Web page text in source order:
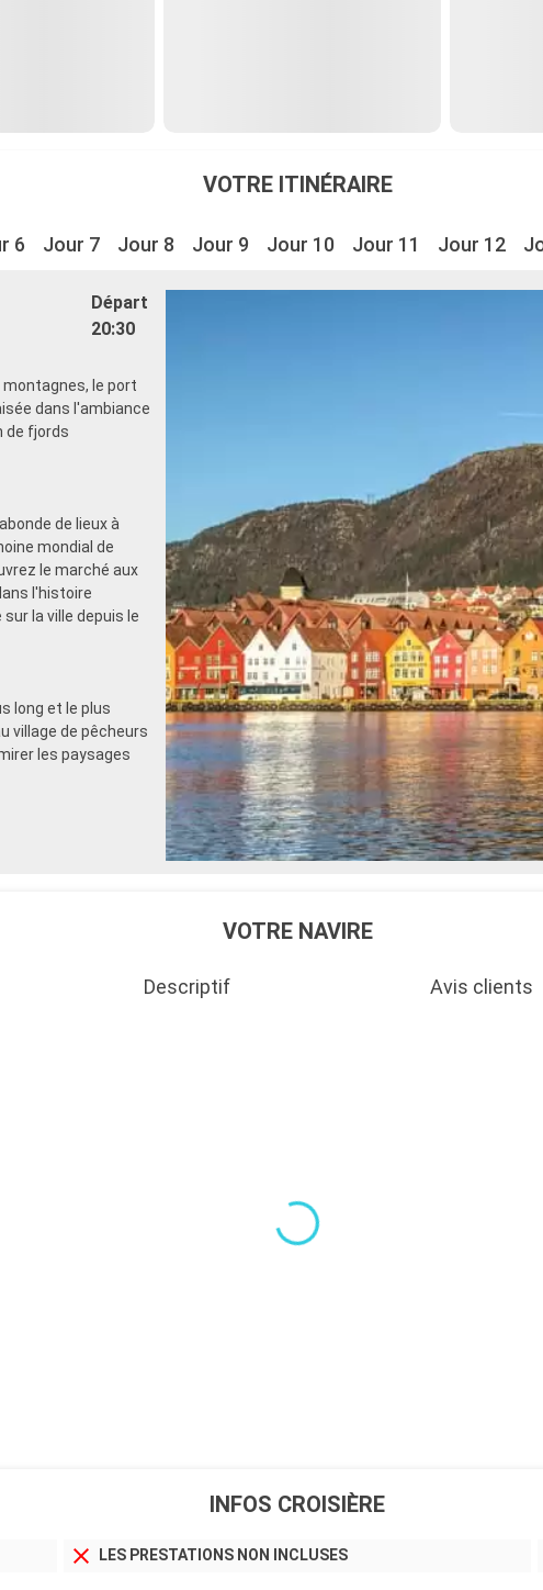
VOTRE ITINÉRAIRE
6 Jour 7 Jour 8 Jour 9 Jour 10 Jour 11 Jour 12
Départ
20:30
le port
dans l'ambiance
de fjords
de lieux à
mondial de
le marché aux
l'histoire
la ville depuis le
long et le plus
village de pêcheurs
les paysages
VOTRE NAVIRE
Descriptif Avis clients
INFOS CROISIÈRE
LES PRESTATIONS NON INCLUSES